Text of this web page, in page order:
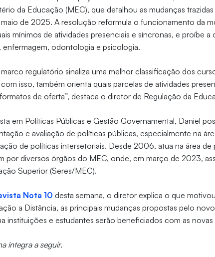
da Educação (MEC), que detalhou as mudanças
maio de 2025. A resolução reformula o funcionamento da
mínimos de atividades presenciais e síncronas, e proíbe
enfermagem, odontologia e psicologia.
regulatório sinaliza uma melhor classificação dos
isso, também orienta quais parcelas de atividades
de oferta”, destaca o diretor de Regulação da
em Políticas Públicas e Gestão Governamental, Daniel
e avaliação de políticas públicas, especialmente na
de políticas intersetoriais. Desde 2006, atua na área
por diversos órgãos do MEC, onde, em março de 2023,
Superior (Seres/MEC).
Nota 10 desta semana, o diretor explica o que
a Distância, as principais mudanças propostas pelo
instituições e estudantes serão beneficiados com as novas
íntegra a seguir.